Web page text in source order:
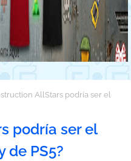
AllStars podría ser el
podría ser el
de PS5?